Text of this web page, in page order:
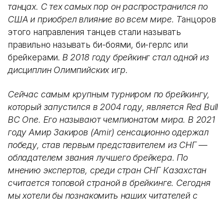
танцах. С тех самых пор он распространился по
США и приобрел влияние во всем мире. Танцоров
этого направления танцев стали называть
правильно называть би-боями, би-герлс или
брейкерами. В 2018 году брейкинг стал одной из
дисциплин Олимпийских игр.
Сейчас самым крупным турниром по брейкингу,
который запустился в 2004 году, является Red Bull
BC One. Его называют чемпионатом мира. В 2021
году Амир Закиров (Amir) сенсационно одержал
победу, став первым представителем из СНГ —
обладателем звания лучшего брейкера. По
мнению экспертов, среди стран СНГ Казахстан
считается топовой страной в брейкинге. Сегодня
мы хотели бы познакомить наших читателей с